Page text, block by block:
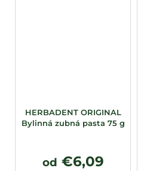
HERBADENT ORIGINAL
Bylinná zubná pasta 75 g
od €6,09